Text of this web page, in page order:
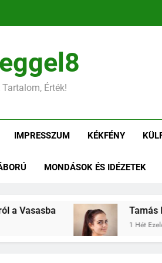
Tamás István: Gömöri
Tamás
Tamás István: Gömöri
Tartalom, Érték!
IMPRESSZUM KÉKFÉNY
MONDÁSOK ÉS IDÉZETEK
Vasasba Tamás
1 Hét Ezelőtt